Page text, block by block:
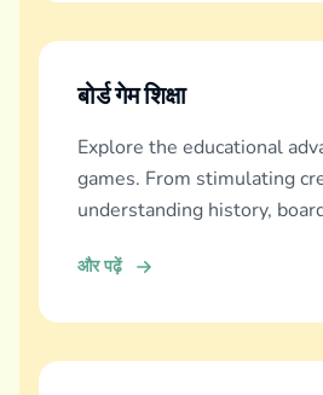
बोर्ड गेम शिक्षा
Explore the educational
games. From stimulating
understanding history,
और पढ़ें